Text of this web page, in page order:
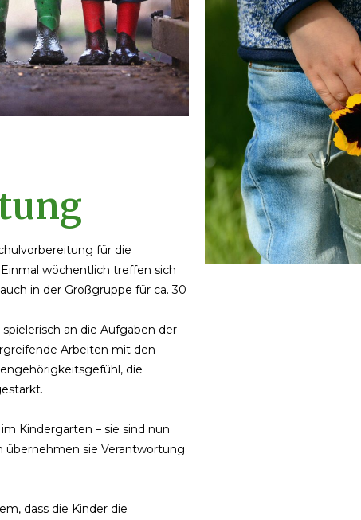
für die
wöchentlich treffen sich
in der Großgruppe für ca. 30
an die Aufgaben der
Arbeiten mit den
die
Kindergarten – sie sind nun
übernehmen sie Verantwortung
dass die Kinder die